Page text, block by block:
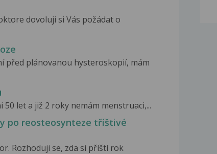
dovoluji si Vás požádat o
před plánovanou hysteroskopií, mám
let a již 2 roky nemám menstruaci,...
po reosteosynteze tříštivé
Rozhoduji se, zda si příští rok